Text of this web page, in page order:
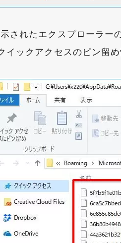
されたエクスプローラ
イックアクセスのピン留